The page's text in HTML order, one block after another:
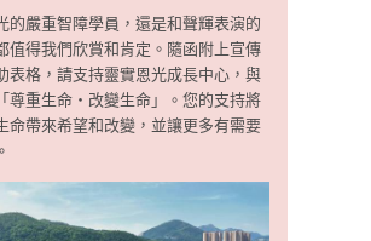
的嚴重智障學員，還是和聲輝表演的
值得我們欣賞和肯定。隨函附上宣傳
表格，請支持靈實恩光成長中心，與
尊重生命‧改變生命」。您的支持將
命帶來希望和改變，並讓更多有需要